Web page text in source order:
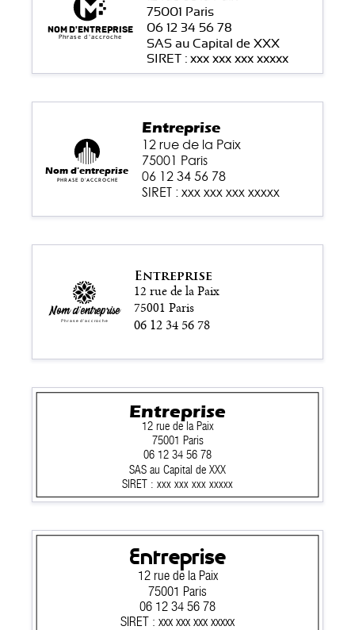
06 12 34 56 78
SAS au Capital de XXX
SIRET : xxx xxx xxx xxxxx
75001 Paris
Nom d'entreprise
Phrase d'accroche
06 12 34 56 78
SIRET : xxx xxx xxx xxxxx
12 rue de la Paix
75001 Paris
Entreprise
Nom d'entreprise
Phrase d'accroche
06 12 34 56 78
12 rue de la Paix
75001 Paris
Entreprise
Nom d'entreprise
Phrase d'accroche
SIRET : xxx xxx xxx xxxxx
06 12 34 56 78
SAS au Capital de XXX
12 rue de la Paix
75001 Paris
Entreprise
06 12 34 56 78
SIRET : xxx xxx xxx xxxxx
12 rue de la Paix
75001 Paris
Entreprise